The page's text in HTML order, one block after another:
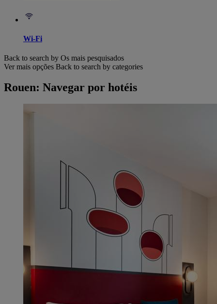
Wi-Fi
Back to search by Os mais pesquisados
Ver mais opções Back to search by categories
Rouen: Navegar por hotéis